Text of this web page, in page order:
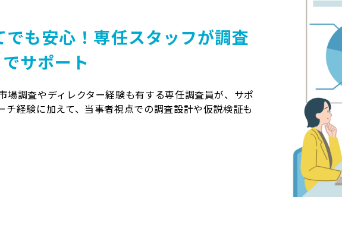
でも安心！専任スタッフが調査
サポート
場調査やディレクター経験も有する専任調査員が、サポ
チ経験に加えて、当事者視点での調査設計や仮説検証も